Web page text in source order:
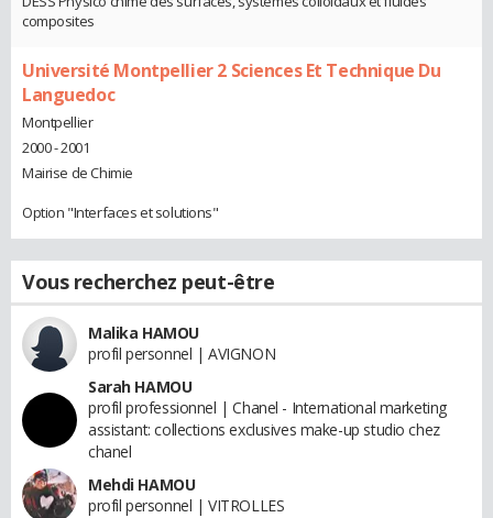
composites
Université Montpellier 2 Sciences Et Technique Du
Languedoc
Montpellier
2000 - 2001
Mairise de Chimie
Option "Interfaces et solutions"
Vous recherchez peut-être
Malika HAMOU
profil personnel | AVIGNON
Sarah HAMOU
profil professionnel | Chanel - International marketing
assistant: collections exclusives make-up studio chez
chanel
Mehdi HAMOU
profil personnel | VITROLLES